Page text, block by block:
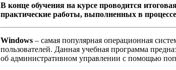
В конце обучения на курсе проводится
практические работы, выполненных в
Windows – самая популярная операционная
пользователей. Данная учебная программа
об административном управлении с помощью